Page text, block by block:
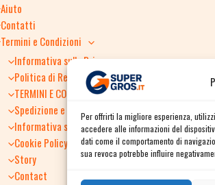
Per offrirti la migliore esperienza,
accedere alle informazioni del
dati come il comportamento di
sua revoca potrebbe influire
Aiuto
Contatti
Termini e Condizioni
Informativa sulla Privacy
Politica di Reso
TERMINI E CONDIZIONI GENERALI DI VENDITA
Spedizione e consegna
Informativa sulla Privacy
Cookie Policy
Story
Contact